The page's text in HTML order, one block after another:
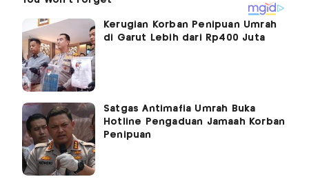
Kerugian Korban Penipuan Umrah
di Garut Lebih dari Rp400 Juta
Satgas Antimafia Umrah Buka
Hotline Pengaduan Jamaah Korban
Penipuan